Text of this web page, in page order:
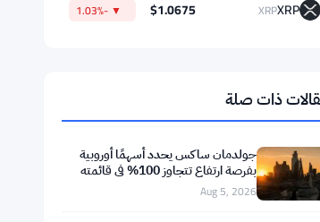
BNB
BNB
$598.34
▲ +0.83%
Solana
SOL
$74.3180
▲ +0.29%
XRP
XRP